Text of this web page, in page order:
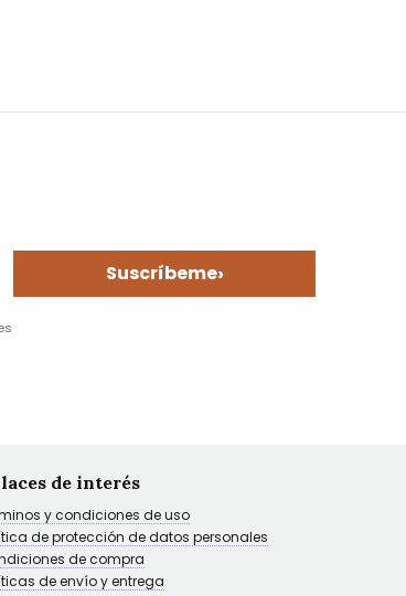
Suscríbeme›
de interés
y condiciones de uso
de protección de datos personales
de compra
de envío y entrega